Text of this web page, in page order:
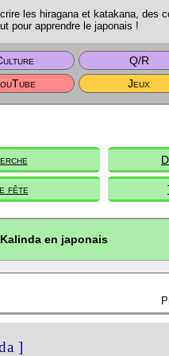
les hiragana et katakana, des
pour apprendre le japonais !
Q/R
Jeux
fête
en japonais
]